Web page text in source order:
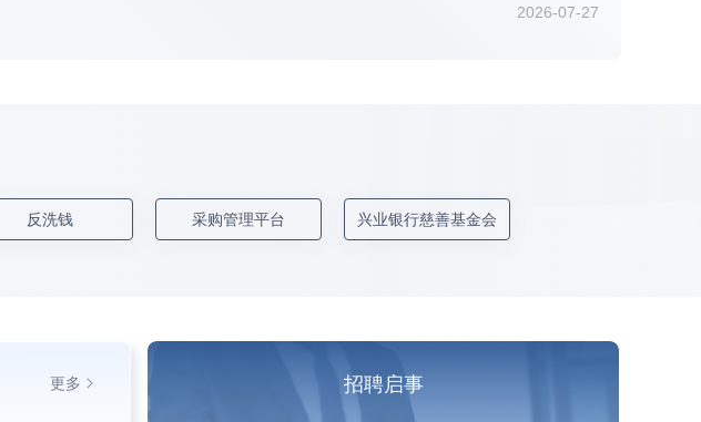
2026-07-27
反洗钱 采购管理平台 兴业银行慈善基金会
更多 招聘启事